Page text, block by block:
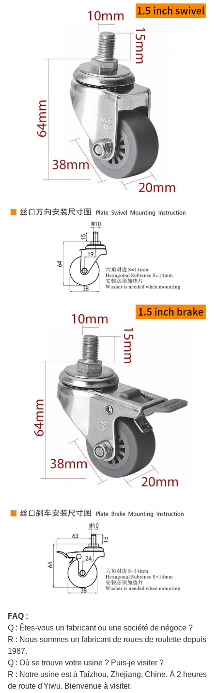
FAQ :
Q : Êtes-vous un fabricant ou une société de négoce ?
R : Nous sommes un fabricant de roues de roulette depuis
1987.
Q : Où se trouve votre usine ? Puis-je visiter ?
R : Notre usine est à Taizhou, Zhejiang, Chine. À 2 heures
de route d'Yiwu. Bienvenue à visiter.